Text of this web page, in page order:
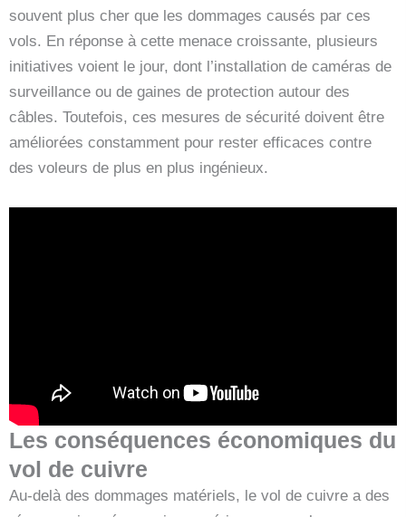
souvent plus cher que les dommages causés par ces
vols. En réponse à cette menace croissante, plusieurs
initiatives voient le jour, dont l’installation de caméras de
surveillance ou de gaines de protection autour des
câbles. Toutefois, ces mesures de sécurité doivent être
améliorées constamment pour rester efficaces contre
des voleurs de plus en plus ingénieux.
Les conséquences économiques du
vol de cuivre
Au-delà des dommages matériels, le vol de cuivre a des